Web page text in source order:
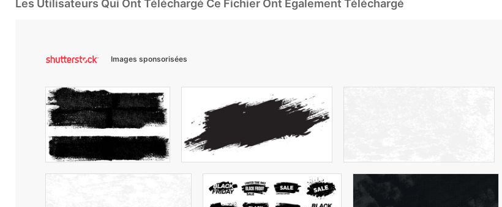
Les Utilisateurs Qui Ont Téléchargé Ce Fichier Ont Également Téléchargé
Images sponsorisées